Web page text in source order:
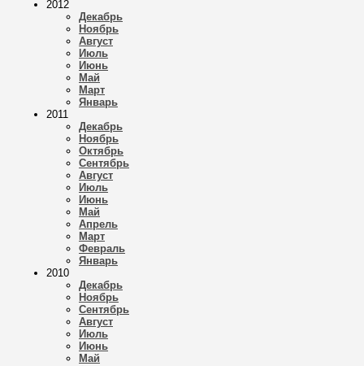
2012
Декабрь
Ноябрь
Август
Июль
Июнь
Май
Март
Январь
2011
Декабрь
Ноябрь
Октябрь
Сентябрь
Август
Июль
Июнь
Май
Апрель
Март
Февраль
Январь
2010
Декабрь
Ноябрь
Сентябрь
Август
Июль
Июнь
Май